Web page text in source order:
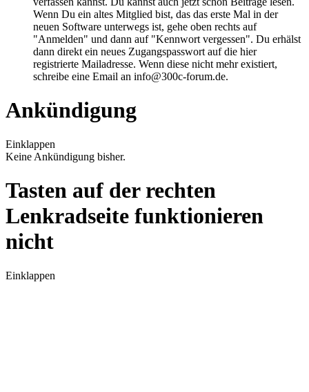
Wenn Du ein altes Mitglied bist, das das erste Mal in der
neuen Software unterwegs ist, gehe oben rechts auf
"Anmelden" und dann auf "Kennwort vergessen". Du erhälst
dann direkt ein neues Zugangspasswort auf die hier
registrierte Mailadresse. Wenn diese nicht mehr existiert,
schreibe eine Email an info@300c-forum.de.
Ankündigung
Einklappen
Keine Ankündigung bisher.
Tasten auf der rechten
Lenkradseite funktionieren
nicht
Einklappen